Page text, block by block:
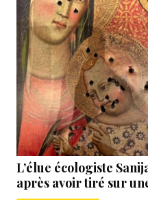
Société
Monde
Bible
Toute l'actualité
Se connecter
Devise:CHF
RUBRIQUES
Toute l'actualité
L’élue écologiste
après avoir tiré sur